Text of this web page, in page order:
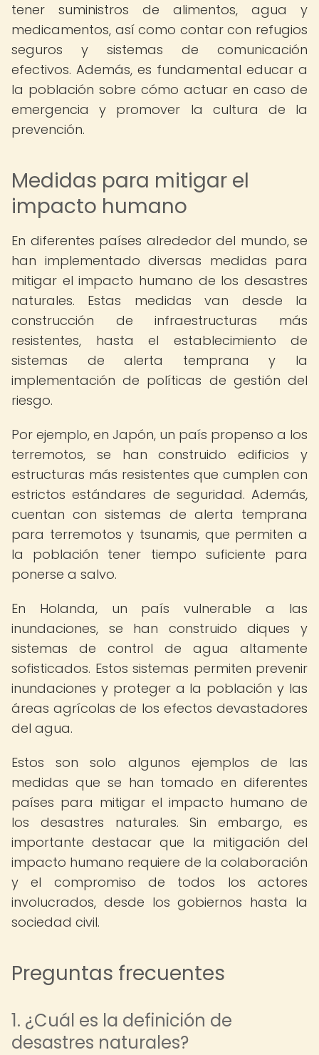
tener suministros de alimentos, agua y
medicamentos, así como contar con refugios
seguros y sistemas de comunicación
efectivos. Además, es fundamental educar a
la población sobre cómo actuar en caso de
emergencia y promover la cultura de la
prevención.
Medidas para mitigar el
impacto humano
En diferentes países alrededor del mundo, se
han implementado diversas medidas para
mitigar el impacto humano de los desastres
naturales. Estas medidas van desde la
construcción de infraestructuras más
resistentes, hasta el establecimiento de
sistemas de alerta temprana y la
implementación de políticas de gestión del
riesgo.
Por ejemplo, en Japón, un país propenso a los
terremotos, se han construido edificios y
estructuras más resistentes que cumplen con
estrictos estándares de seguridad. Además,
cuentan con sistemas de alerta temprana
para terremotos y tsunamis, que permiten a
la población tener tiempo suficiente para
ponerse a salvo.
En Holanda, un país vulnerable a las
inundaciones, se han construido diques y
sistemas de control de agua altamente
sofisticados. Estos sistemas permiten prevenir
inundaciones y proteger a la población y las
áreas agrícolas de los efectos devastadores
del agua.
Estos son solo algunos ejemplos de las
medidas que se han tomado en diferentes
países para mitigar el impacto humano de
los desastres naturales. Sin embargo, es
importante destacar que la mitigación del
impacto humano requiere de la colaboración
y el compromiso de todos los actores
involucrados, desde los gobiernos hasta la
sociedad civil.
Preguntas frecuentes
1. ¿Cuál es la definición de
desastres naturales?